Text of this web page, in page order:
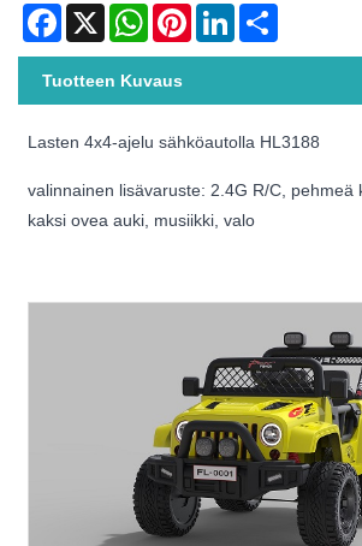
Facebook
X WhatsAppPinterestLinkedIn
Tuotteen Kuvaus
Lasten 4x4-ajelu sähköautolla HL3188
valinnainen lisävaruste: 2.4G R/C, pehmeä
kaksi ovea auki, musiikki, valo